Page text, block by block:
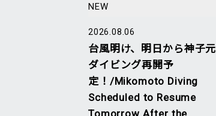
NEW
2026.08.06
台風明け、明日から神子元
ダイビング再開予
定！/Mikomoto Diving
Scheduled to Resume
Tomorrow After the